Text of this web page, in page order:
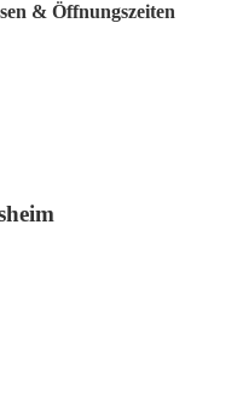
& Öffnungszeiten